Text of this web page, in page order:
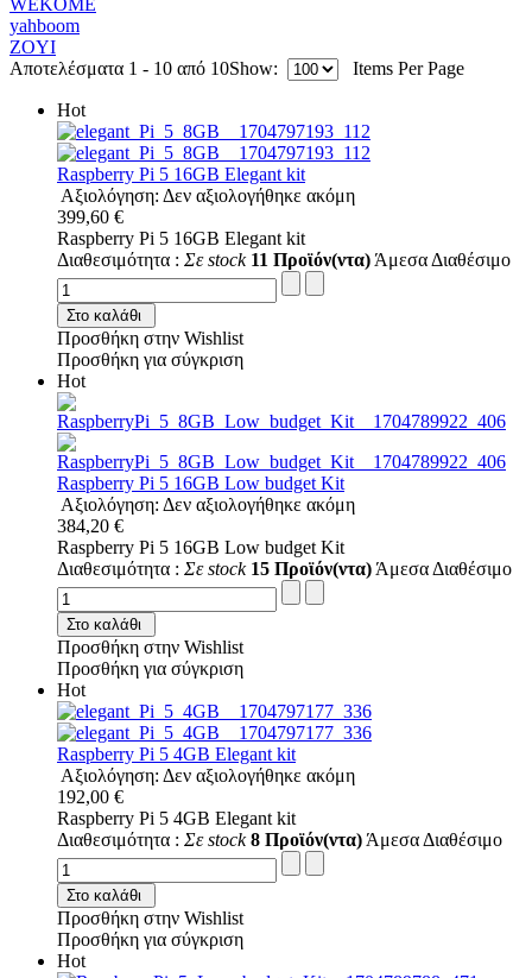
WEKOME
yahboom
ZOYI
Αποτελέσματα 1 - 10 από 10Show: Items Per Page
Hot
Raspberry Pi 5 16GB Elegant kit
Αξιολόγηση: Δεν αξιολογήθηκε ακόμη
399,60 €
Raspberry Pi 5 16GB Elegant kit
Διαθεσιμότητα : Σε stock 11 Προϊόν(ντα) Άμεσα Διαθέσιμο
Στο καλάθι
Προσθήκη στην Wishlist
Προσθήκη για σύγκριση
Hot
Raspberry Pi 5 16GB Low budget Kit
Αξιολόγηση: Δεν αξιολογήθηκε ακόμη
384,20 €
Raspberry Pi 5 16GB Low budget Kit
Διαθεσιμότητα : Σε stock 15 Προϊόν(ντα) Άμεσα Διαθέσιμο
Στο καλάθι
Προσθήκη στην Wishlist
Προσθήκη για σύγκριση
Hot
Raspberry Pi 5 4GB Elegant kit
Αξιολόγηση: Δεν αξιολογήθηκε ακόμη
192,00 €
Raspberry Pi 5 4GB Elegant kit
Διαθεσιμότητα : Σε stock 8 Προϊόν(ντα) Άμεσα Διαθέσιμο
Στο καλάθι
Προσθήκη στην Wishlist
Προσθήκη για σύγκριση
Hot